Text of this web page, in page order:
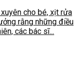
cho bé, xịt rửa
rằng những điều
các bác sĩ...